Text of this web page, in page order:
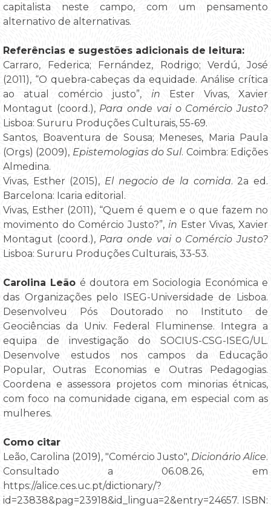
capitalista neste campo, com um pensamento
alternativo de alternativas.
Referências e sugestões adicionais de leitura:
Carraro, Federica; Fernández, Rodrigo; Verdú, José
(2011), “O quebra-cabeças da equidade. Análise crítica
ao atual comércio justo”, in Ester Vivas, Xavier
Montagut (coord.), Para onde vai o Comércio Justo?
Lisboa: Sururu Produções Culturais, 55-69.
Santos, Boaventura de Sousa; Meneses, Maria Paula
(Orgs) (2009), Epistemologias do Sul. Coimbra: Edições
Almedina.
Vivas, Esther (2015), El negocio de la comida. 2a ed.
Barcelona: Icaria editorial.
Vivas, Esther (2011), “Quem é quem e o que fazem no
movimento do Comércio Justo?”, in Ester Vivas, Xavier
Montagut (coord.), Para onde vai o Comércio Justo?
Lisboa: Sururu Produções Culturais, 33-53.
Carolina Leão é doutora em Sociologia Económica e
das Organizações pelo ISEG-Universidade de Lisboa.
Desenvolveu Pós Doutorado no Instituto de
Geociências da Univ. Federal Fluminense. Integra a
equipa de investigação do SOCIUS-CSG-ISEG/UL.
Desenvolve estudos nos campos da Educação
Popular, Outras Economias e Outras Pedagogias.
Coordena e assessora projetos com minorias étnicas,
com foco na comunidade cigana, em especial com as
mulheres.
Como citar
Leão, Carolina (2019), "Comércio Justo", Dicionário Alice.
Consultado a 06.08.26, em
https://alice.ces.uc.pt/dictionary/?
id=23838&pag=23918&id_lingua=2&entry=24657. ISBN: